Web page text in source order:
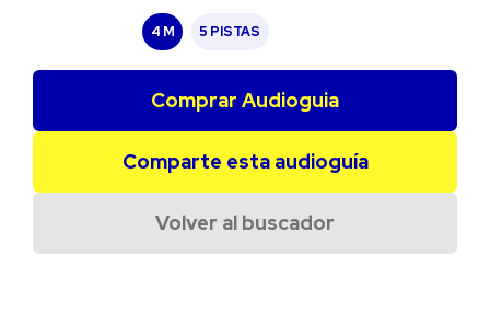
4 M 5 PISTAS
Comprar Audioguia
Comparte esta audioguía
Volver al buscador